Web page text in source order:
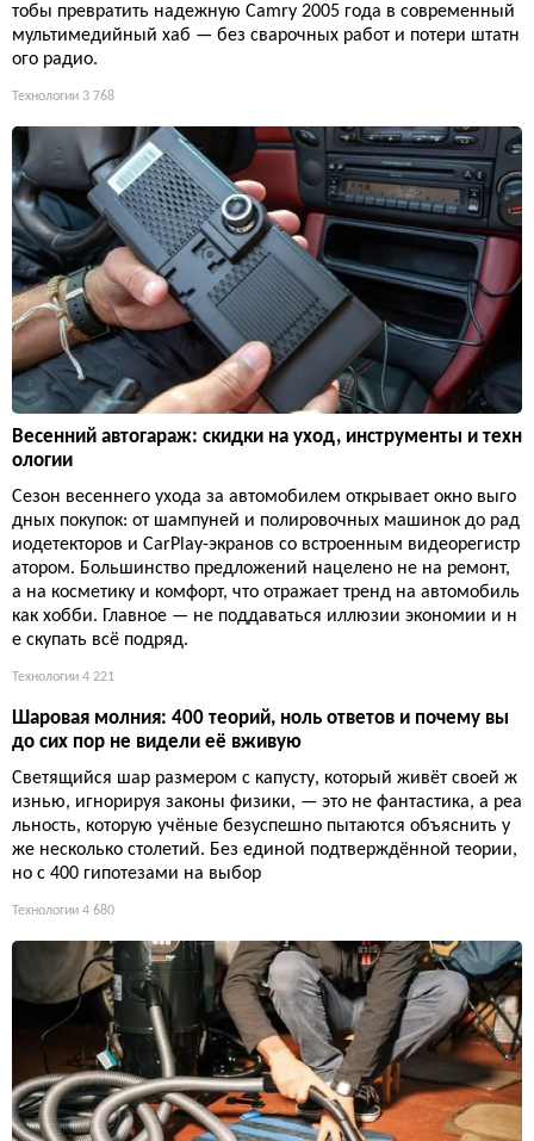
тобы превратить надежную Camry 2005 года в современный
мультимедийный хаб — без сварочных работ и потери штатн
ого радио.
Технологии 3 768
Весенний автогараж: скидки на уход, инструменты и техн
ологии
Сезон весеннего ухода за автомобилем открывает окно выго
дных покупок: от шампуней и полировочных машинок до рад
иодетекторов и CarPlay-экранов со встроенным видеорегистр
атором. Большинство предложений нацелено не на ремонт,
а на косметику и комфорт, что отражает тренд на автомобиль
как хобби. Главное — не поддаваться иллюзии экономии и н
е скупать всё подряд.
Технологии 4 221
Шаровая молния: 400 теорий, ноль ответов и почему вы
до сих пор не видели её вживую
Светящийся шар размером с капусту, который живёт своей ж
изнью, игнорируя законы физики, — это не фантастика, а реа
льность, которую учёные безуспешно пытаются объяснить у
же несколько столетий. Без единой подтверждённой теории,
но с 400 гипотезами на выбор
Технологии 4 680